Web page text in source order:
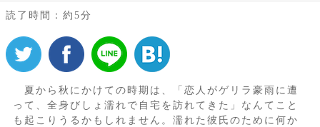
読了時間：約5分
夏から秋にかけての時期は、「恋人がゲリラ豪雨に遭
って、全身びしょ濡れで自宅を訪れてきた」なんてこと
も起こりうるかもしれません。濡れた彼氏のために何か